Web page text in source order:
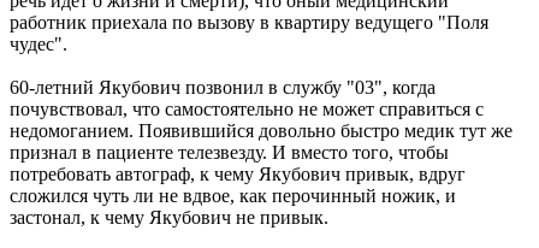
работник приехала по вызову в квартиру ведущего "Поля
чудес".
60-летний Якубович позвонил в службу "03", когда
почувствовал, что самостоятельно не может справиться с
недомоганием. Появившийся довольно быстро медик тут же
признал в пациенте телезвезду. И вместо того, чтобы
потребовать автограф, к чему Якубович привык, вдруг
сложился чуть ли не вдвое, как перочинный ножик, и
застонал, к чему Якубович не привык.